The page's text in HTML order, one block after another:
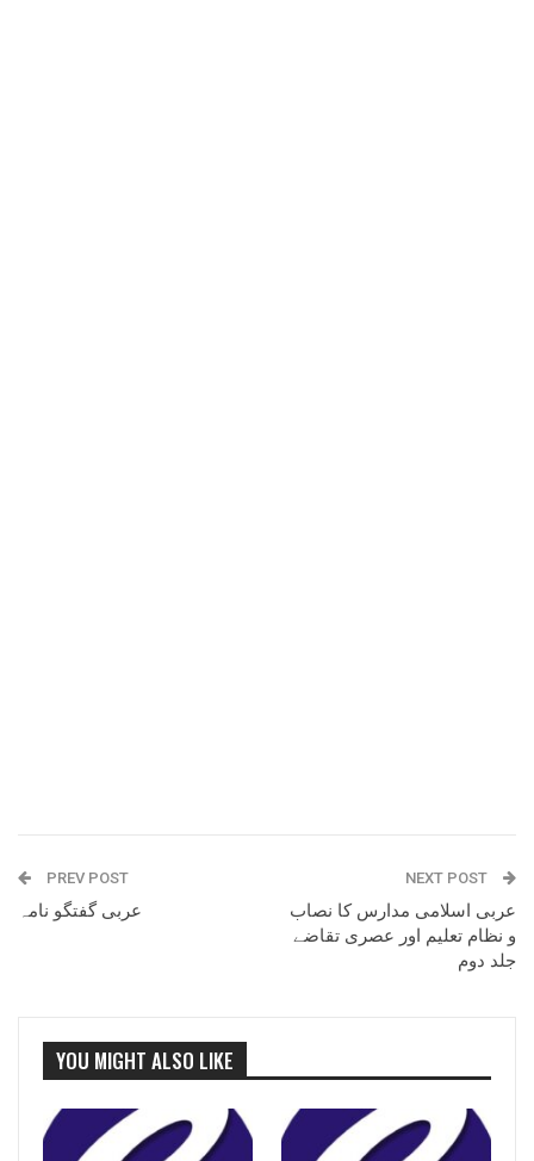
PREV POST
عربی گفتگو نامہ
NEXT POST
عربی اسلامی مدارس کا نصاب
و نظام تعلیم اور عصری تقاضے
جلد دوم
YOU MIGHT ALSO LIKE